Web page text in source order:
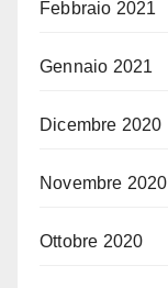
Febbraio 2021
Gennaio 2021
Dicembre 2020
Novembre 2020
Ottobre 2020